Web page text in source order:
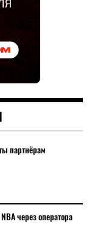
партнёрам
через оператора